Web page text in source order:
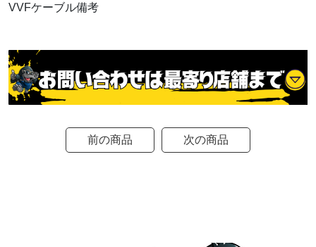
VVFケーブル備考
前の商品 次の商品